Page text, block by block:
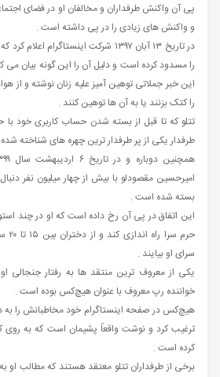
پی آن واکنش طرفداران و مخالفان او در فضای
و واکنش‌ های زیادی را در پی داشته‌ است .
در تاریخ ۱۳ آبان ۱۳۹۷ شرکت اینستاگرام
را مسدود کرده‌ است و دلیل آن را این گونه بیان می
این خبر جملاتی توهین آمیز علیه زنان نوشته و از
را کتک بزنند یا به آن‌ ها توهین کنند .
طرفدار یکی از پر طرفدار ترین چهره‌ های شناخته
امیرحسین مقصودلو با بیش از چهار میلیون نفر
بسته شده است .
این اتفاق در پی آن رخ داده است که او در چند
سرای او بیایند .
یکی از معروف ترین منتقد ها به رفتار جنجالی
خواننده رپ معروف با عنوان هیچ‌کس بوده است .
هیچ‌کس در صفحه اینستاگرام خود مخاطبانش را به
ترغیب کرد و نوشت واقعاً پشیمان است که به
کرده است .
برخی از طرفداران تتلو معتقد هستند که مطالب او